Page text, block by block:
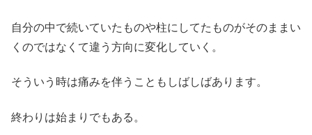
自分の中で続いていたものや柱にしてたものがそのままい
くのではなくて違う方向に変化していく。
そういう時は痛みを伴うこともしばしばあります。
終わりは始まりでもある。